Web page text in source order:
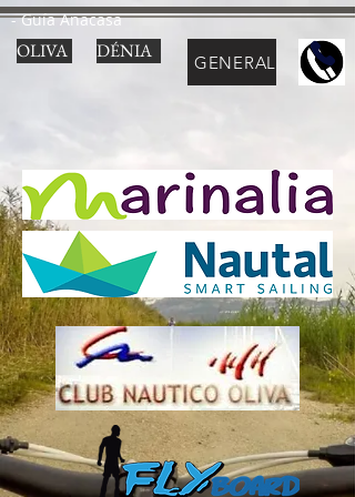
- Guía Anacasa
OLIVA DÉNIA GENERAL